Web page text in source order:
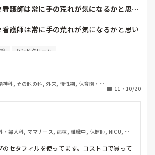
、私が毎月旅行行ってるので着いていくからス
して、これ便利そうやなって思ったやつは母
るタイミング、毎月旅行行ってるのでそのお
したりして渡してます。
ぬれない！届かない！って電話で言われたの
げました。
には生前分与されてます。
なんだな。
ら、思いっきり旅行行くようにしています。
近、バクネのパジャマを買ってあげました。
護師は常に手の荒れが気になるかと思い
護師は常に手の荒れが気になるかと思い
しゃる手荒れ対策って何でしょう？
ドクリーム
ハンドクリーム
神科, その他の科, 外来, 慢性期, 保育園・学
11 ・ 10/20
・婦人科, ママナース, 病棟, 離職中, 保健師, NICU,
セタフィルを使ってます。コストコで買って